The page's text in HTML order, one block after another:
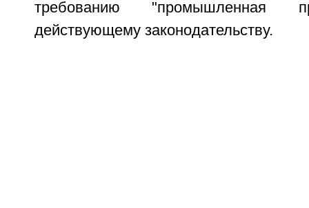
требованию "промышленная
действующему законодательству.